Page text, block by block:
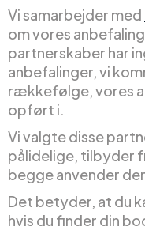
Vi samarbejder med
om vores
partnerskaber har
anbefalinger, vi
rækkefølge, vores
opført i.
Vi valgte disse
pålidelige, tilbyder
begge anvender
Det betyder, at du
hvis du finder din